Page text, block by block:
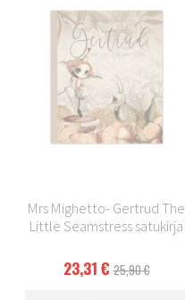
Mrs Mighetto- Gertrud The
Little Seamstress satukirja
23,31 € 25,90 €